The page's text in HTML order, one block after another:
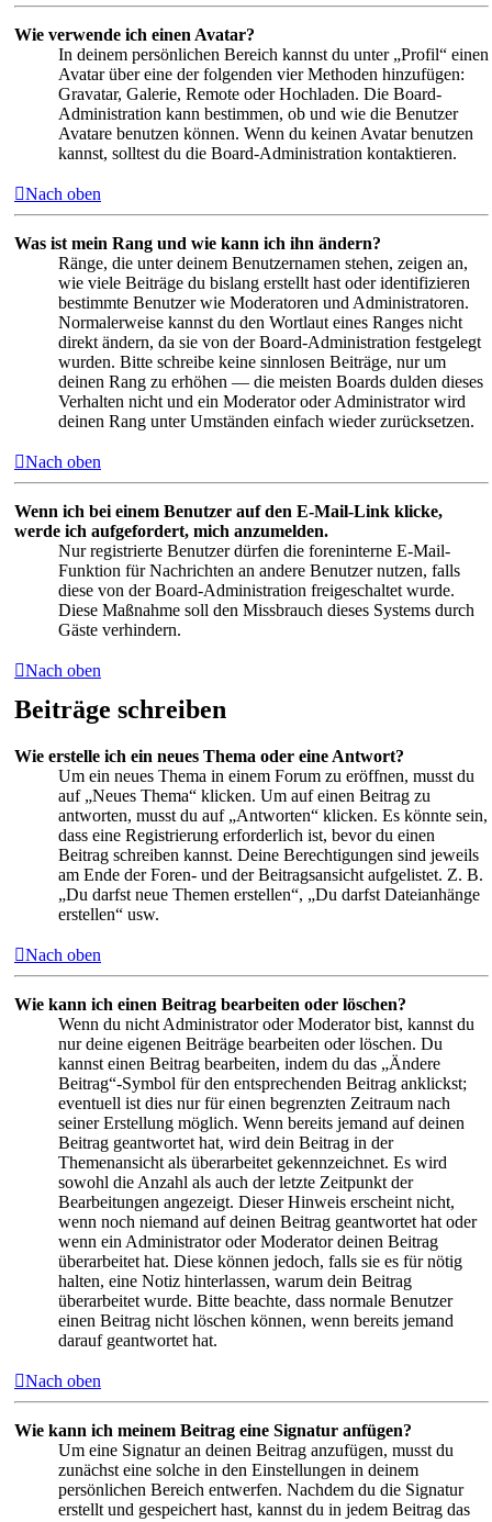
Wie verwende ich einen Avatar?
In deinem persönlichen Bereich kannst du unter „Profil“ einen
Avatar über eine der folgenden vier Methoden hinzufügen:
Gravatar, Galerie, Remote oder Hochladen. Die Board-
Administration kann bestimmen, ob und wie die Benutzer
Avatare benutzen können. Wenn du keinen Avatar benutzen
kannst, solltest du die Board-Administration kontaktieren.
Nach oben
Was ist mein Rang und wie kann ich ihn ändern?
Ränge, die unter deinem Benutzernamen stehen, zeigen an,
wie viele Beiträge du bislang erstellt hast oder identifizieren
bestimmte Benutzer wie Moderatoren und Administratoren.
Normalerweise kannst du den Wortlaut eines Ranges nicht
direkt ändern, da sie von der Board-Administration festgelegt
wurden. Bitte schreibe keine sinnlosen Beiträge, nur um
deinen Rang zu erhöhen — die meisten Boards dulden dieses
Verhalten nicht und ein Moderator oder Administrator wird
deinen Rang unter Umständen einfach wieder zurücksetzen.
Nach oben
Wenn ich bei einem Benutzer auf den E-Mail-Link klicke,
werde ich aufgefordert, mich anzumelden.
Nur registrierte Benutzer dürfen die foreninterne E-Mail-
Funktion für Nachrichten an andere Benutzer nutzen, falls
diese von der Board-Administration freigeschaltet wurde.
Diese Maßnahme soll den Missbrauch dieses Systems durch
Gäste verhindern.
Nach oben
Beiträge schreiben
Wie erstelle ich ein neues Thema oder eine Antwort?
Um ein neues Thema in einem Forum zu eröffnen, musst du
auf „Neues Thema“ klicken. Um auf einen Beitrag zu
antworten, musst du auf „Antworten“ klicken. Es könnte sein,
dass eine Registrierung erforderlich ist, bevor du einen
Beitrag schreiben kannst. Deine Berechtigungen sind jeweils
am Ende der Foren- und der Beitragsansicht aufgelistet. Z. B.
„Du darfst neue Themen erstellen“, „Du darfst Dateianhänge
erstellen“ usw.
Nach oben
Wie kann ich einen Beitrag bearbeiten oder löschen?
Wenn du nicht Administrator oder Moderator bist, kannst du
nur deine eigenen Beiträge bearbeiten oder löschen. Du
kannst einen Beitrag bearbeiten, indem du das „Ändere
Beitrag“-Symbol für den entsprechenden Beitrag anklickst;
eventuell ist dies nur für einen begrenzten Zeitraum nach
seiner Erstellung möglich. Wenn bereits jemand auf deinen
Beitrag geantwortet hat, wird dein Beitrag in der
Themenansicht als überarbeitet gekennzeichnet. Es wird
sowohl die Anzahl als auch der letzte Zeitpunkt der
Bearbeitungen angezeigt. Dieser Hinweis erscheint nicht,
wenn noch niemand auf deinen Beitrag geantwortet hat oder
wenn ein Administrator oder Moderator deinen Beitrag
überarbeitet hat. Diese können jedoch, falls sie es für nötig
halten, eine Notiz hinterlassen, warum dein Beitrag
überarbeitet wurde. Bitte beachte, dass normale Benutzer
einen Beitrag nicht löschen können, wenn bereits jemand
darauf geantwortet hat.
Nach oben
Wie kann ich meinem Beitrag eine Signatur anfügen?
Um eine Signatur an deinen Beitrag anzufügen, musst du
zunächst eine solche in den Einstellungen in deinem
persönlichen Bereich entwerfen. Nachdem du die Signatur
erstellt und gespeichert hast, kannst du in jedem Beitrag das